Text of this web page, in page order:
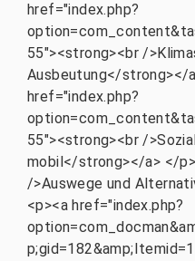
href="index.php?
55"><strong><br /
Ausbeutung</strong></
href="index.php?
55"><strong><br /
mobil</strong></a> </
/>Auswege und
<p><a href="index.php?